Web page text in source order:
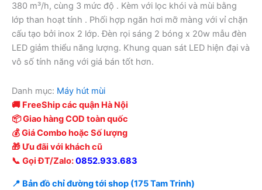
380 m³/h, cùng 3 mức độ . Kèm với lọc khói và mùi bằng
lớp than hoạt tính . Phối hợp ngăn hơi mỡ màng với vỉ chặn
cấu tạo bởi inox 2 lớp. Đèn rọi sáng 2 bóng x 20w mẫu đèn
LED giảm thiểu năng lượng. Khung quan sát LED hiện đại và
vô số tính năng với giá bán tốt hơn.
Danh mục: Máy hút mùi
🚚 FreeShip các quận Hà Nội
📦 Giao hàng COD toàn quốc
💰 Giá Combo hoặc Số lượng
🎁 Ưu đãi với khách cũ
📞 Gọi ĐT/Zalo:0852.933.683
📍 Bản đồ chỉ đường tới shop (175 Tam Trinh)